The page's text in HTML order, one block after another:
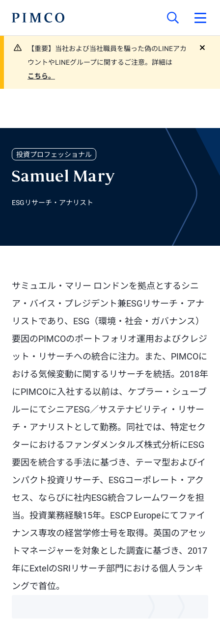
【重要】当社および当社職員を騙った偽のLINEアカ
ウントやLINEグループに関するご注意。詳細は
こちら。
投資プロフェッショナル
Samuel Mary
ESGリサーチ・アナリスト
サミュエル・マリー ロンドンを拠点とするシニ
ア・バイス・プレジデント兼ESGリサーチ・アナ
リストであり、ESG（環境・社会・ガバナンス）
要因のPIMCOのポートフォリオ運用およびクレジ
ット・リサーチへの統合に注力。また、PIMCOに
おける気候変動に関するリサーチを統括。2018年
にPIMCOに入社する以前は、ケプラー・シューブ
ルーにてシニアESG／サステナビリティ・リサー
チ・アナリストとして勤務。同社では、特定セク
ターにおけるファンダメンタルズ株式分析にESG
要因を統合する手法に基づき、テーマ型およびイ
ンパクト投資リサーチ、ESGコーポレート・アク
セス、ならびに社内ESG統合フレームワークを担
当。投資業務経験15年。ESCP Europeにてファイ
ナンス専攻の経営学修士号を取得。英国のアセッ
トマネージャーを対象とした調査に基づき、2017
年にExtelのSRIリサーチ部門における個人ランキ
ングで首位。